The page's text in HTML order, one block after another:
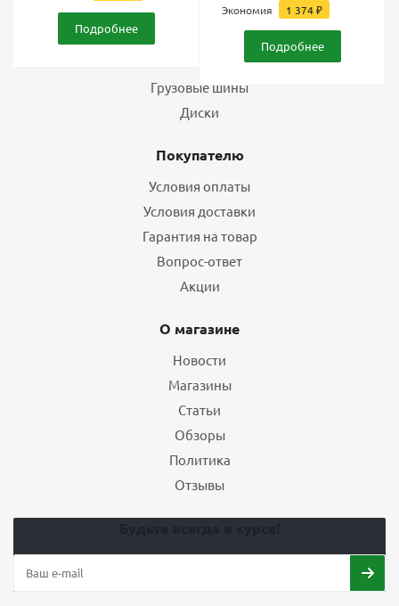
Подробнее
Экономия 1 374₽
Подробнее
Грузовые шины
Диски
Покупателю
Условия оплаты
Условия доставки
Гарантия на товар
Вопрос-ответ
Акции
О магазине
Новости
Магазины
Статьи
Обзоры
Политика
Отзывы